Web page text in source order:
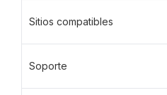
Sitios compatibles
Soporte